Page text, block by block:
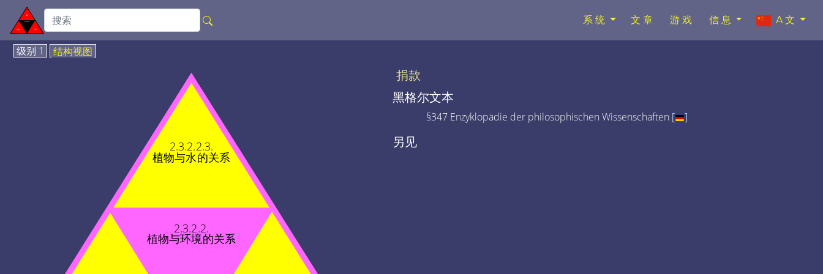
系统 文章 游戏 信息 A文
级别 1 结构视图
2.3.2.2.
植物与环境的关系
2.3.2.2.3.
植物与水的关系
捐款
黑格尔文本
§347 Enzyklopädie der philosophischen Wissenschaften [ ]
另见